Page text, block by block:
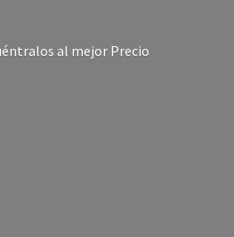
al mejor Precio